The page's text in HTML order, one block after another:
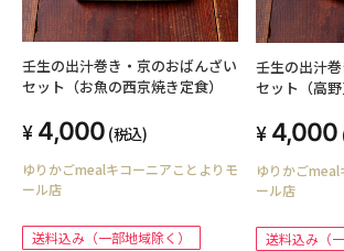
壬生の出汁巻き・京のおばんざい
セット（お魚の西京焼き定食）
4,000 (税込)
ゆりかごmealキコーニアことよりモ
ール店
送料込み（一部地域除く）
壬生の出汁
セット（高野
4,000
ゆりかごmeal
ール店
送料込み（